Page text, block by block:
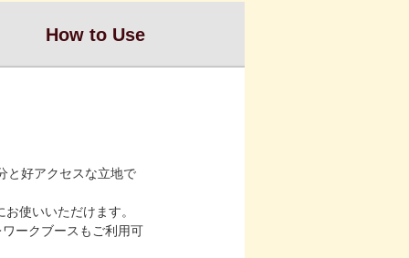
How to Use
と好アクセスな立地で
使いいただけます。
ークブースもご利用可